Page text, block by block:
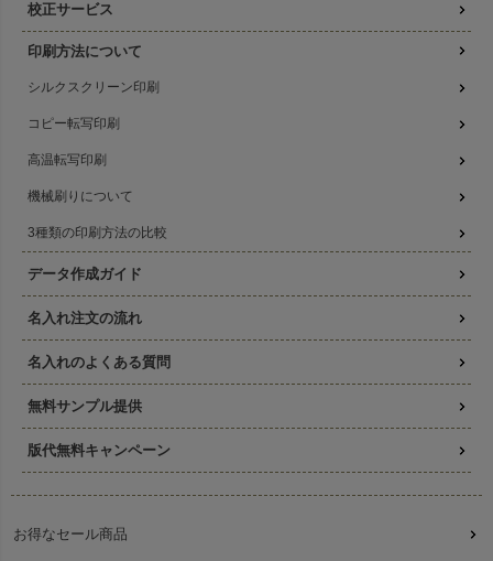
校正サービス
印刷方法について
シルクスクリーン印刷
コピー転写印刷
高温転写印刷
機械刷りについて
3種類の印刷方法の比較
データ作成ガイド
名入れ注文の流れ
名入れのよくある質問
無料サンプル提供
版代無料キャンペーン
お得なセール商品